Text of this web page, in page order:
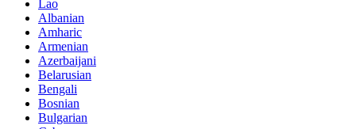
Lao
Albanian
Amharic
Armenian
Azerbaijani
Belarusian
Bengali
Bosnian
Bulgarian